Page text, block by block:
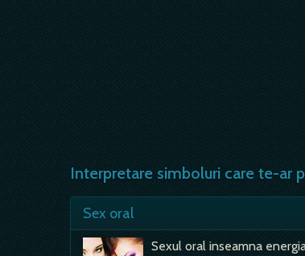
Interpretare simboluri care te-ar
Sex oral
Sexul oral inseamna